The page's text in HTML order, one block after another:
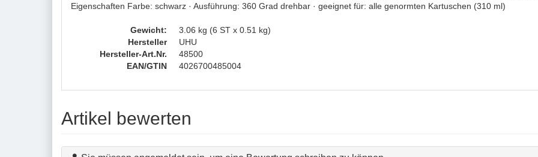
Eigenschaften Farbe: schwarz · Ausführung: 360 Grad drehbar · geeignet für: alle genormten Kartuschen (310 ml)
Gewicht:
3.06 kg (6 ST x 0.51 kg)
Hersteller
UHU
Hersteller-Art.Nr.
48500
EAN/GTIN
4026700485004
Artikel bewerten